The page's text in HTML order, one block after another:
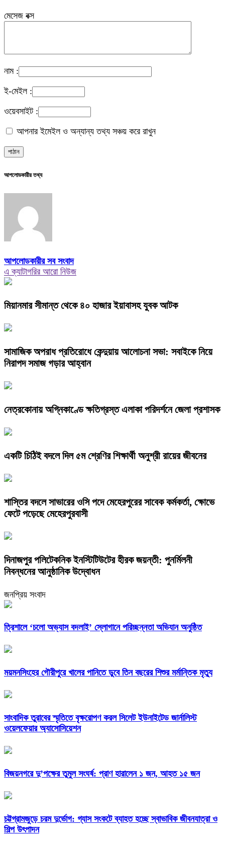
মেসেজ বক্স
নাম :
ই-মেইল :
ওয়েবসাইট :
আপনার ইমেইল ও অন্যান্য তথ্য সঞ্চয় করে রাখুন
আপলোডকারীর তথ্য
আপলোডকারীর সব সংবাদ
এ ক্যাটাগরির আরো নিউজ
মিয়ানমার সীমান্ত থেকে ৪০ হাজার ইয়াবাসহ যুবক আটক
সামাজিক অপরাধ প্রতিরোধে কেন্দুয়ায় আলোচনা সভা: সবাইকে নিয়ে
নিরাপদ সমাজ গড়ার আহ্বান
নেত্রকোনায় অগ্নিকাণ্ডে ক্ষতিগ্রস্ত এলাকা পরিদর্শনে জেলা প্রশাসক
একটি চিঠিই বদলে দিল ৫ম শ্রেণির শিক্ষার্থী অনুশ্রী রায়ের জীবনের
শাস্তির বদলে সাভারের ওসি পদে মেহেরপুরের সাবেক কর্মকর্তা, ক্ষোভে
ফেটে পড়েছে মেহেরপুরবাসী
দিনাজপুর পলিটেকনিক ইনস্টিটিউটের হীরক জয়ন্তী: পুনর্মিলনী
নিবন্ধনের আনুষ্ঠানিক উদ্বোধন
জনপ্রিয় সংবাদ
‎ত্রিশালে ‘চলো অভ্যাস বদলাই’ স্লোগানে পরিচ্ছন্নতা অভিযান অনুষ্ঠিত
ময়মনসিংহের গৌরীপুরে খালের পানিতে ডুবে তিন বছরের শিশুর মর্মান্তিক মৃত্যু
সাংবাদিক তুরাবের স্মৃতিতে বৃক্ষরোপণ করল সিলেট ইউনাইটেড জার্নালিস্ট
ওয়েলফেয়ার অ্যাসোসিয়েশন
বিজয়নগরে দু’পক্ষের তুমুল সংঘর্ষ: প্রাণ হারালেন ১ জন, আহত ১৫ জন
চট্টগ্রামজুড়ে চরম দুর্ভোগ: গ্যাস সংকটে ব্যাহত হচ্ছে স্বাভাবিক জীবনযাত্রা ও
শিল্প উৎপাদন